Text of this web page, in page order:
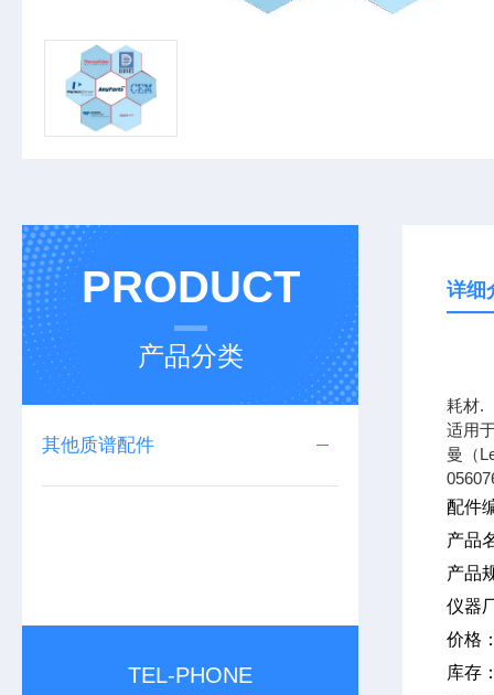
PRODUCT
产品分类
其他质谱配件
TEL-PHONE
详细
耗材.
适用
曼（
配件
产品
产品
仪器
价格
库存